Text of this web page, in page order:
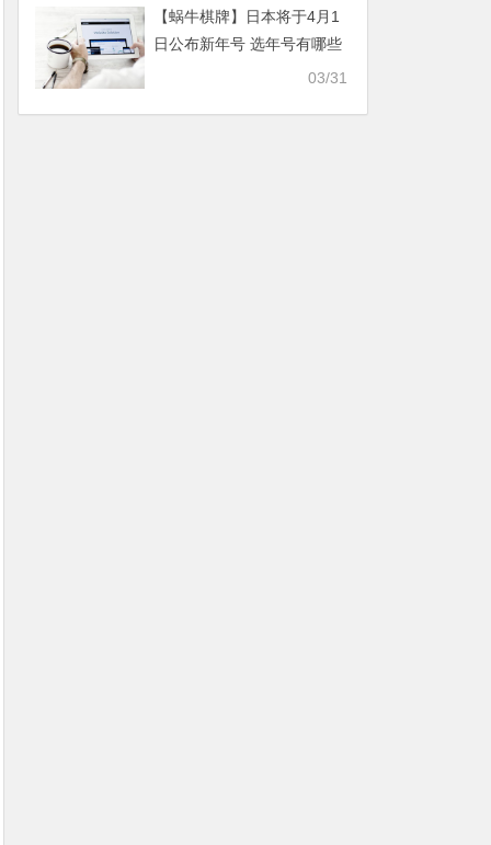
【蜗牛棋牌】日本将于4月1
日公布新年号 选年号有哪些
03/31